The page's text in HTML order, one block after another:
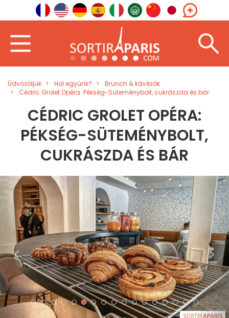
Üdvözöljük Hol együnk?
Brunch & kávézók
Cédric Grolet Opéra: Pékség-Süteménybolt, cukrászda és bár
CÉDRIC GROLET OPÉRA:
PÉKSÉG-SÜTEMÉNYBOLT,
CUKRÁSZDA ÉS BÁR
< >